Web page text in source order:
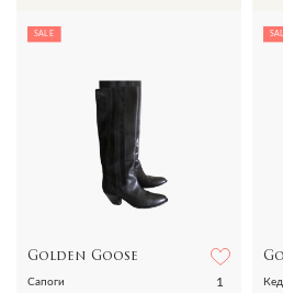
SALE
Golden Goose
1
Сапоги